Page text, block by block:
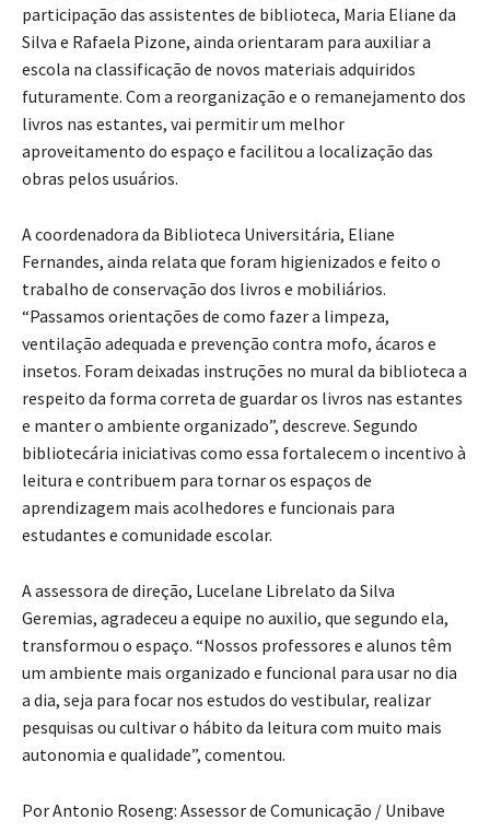
participação das assistentes de biblioteca, Maria Eliane da
Silva e Rafaela Pizone, ainda orientaram para auxiliar a
escola na classificação de novos materiais adquiridos
futuramente. Com a reorganização e o remanejamento dos
livros nas estantes, vai permitir um melhor
aproveitamento do espaço e facilitou a localização das
obras pelos usuários.
A coordenadora da Biblioteca Universitária, Eliane
Fernandes, ainda relata que foram higienizados e feito o
trabalho de conservação dos livros e mobiliários.
“Passamos orientações de como fazer a limpeza,
ventilação adequada e prevenção contra mofo, ácaros e
insetos. Foram deixadas instruções no mural da biblioteca a
respeito da forma correta de guardar os livros nas estantes
e manter o ambiente organizado”, descreve. Segundo
bibliotecária iniciativas como essa fortalecem o incentivo à
leitura e contribuem para tornar os espaços de
aprendizagem mais acolhedores e funcionais para
estudantes e comunidade escolar.
A assessora de direção, Lucelane Librelato da Silva
Geremias, agradeceu a equipe no auxilio, que segundo ela,
transformou o espaço. “Nossos professores e alunos têm
um ambiente mais organizado e funcional para usar no dia
a dia, seja para focar nos estudos do vestibular, realizar
pesquisas ou cultivar o hábito da leitura com muito mais
autonomia e qualidade”, comentou.
Por Antonio Roseng: Assessor de Comunicação / Unibave